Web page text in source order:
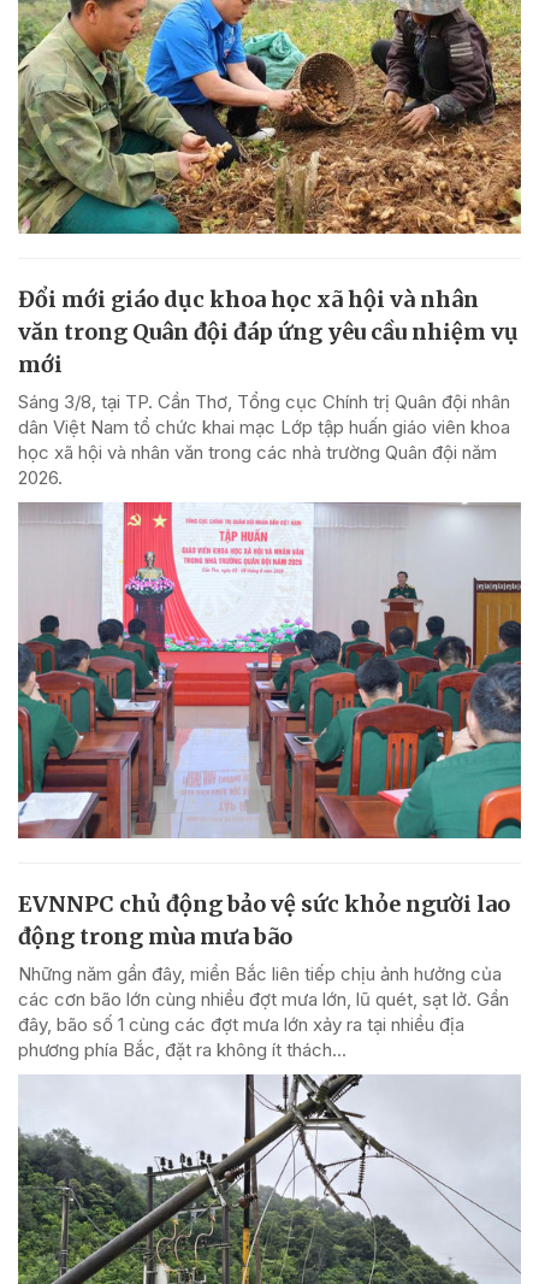
Đổi mới giáo dục khoa học xã hội và nhân
văn trong Quân đội đáp ứng yêu cầu nhiệm vụ
mới
Sáng 3/8, tại TP. Cần Thơ, Tổng cục Chính trị Quân đội nhân
dân Việt Nam tổ chức khai mạc Lớp tập huấn giáo viên khoa
học xã hội và nhân văn trong các nhà trường Quân đội năm
2026.
EVNNPC chủ động bảo vệ sức khỏe người lao
động trong mùa mưa bão
Những năm gần đây, miền Bắc liên tiếp chịu ảnh hưởng của
các cơn bão lớn cùng nhiều đợt mưa lớn, lũ quét, sạt lở. Gần
đây, bão số 1 cùng các đợt mưa lớn xảy ra tại nhiều địa
phương phía Bắc, đặt ra không ít thách...